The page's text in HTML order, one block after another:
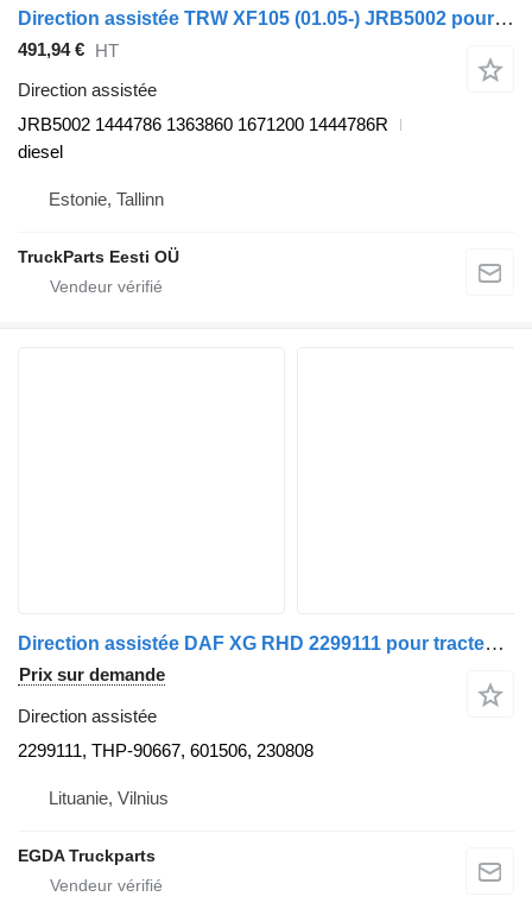
Direction assistée TRW XF105 (01.05-) JRB5002 pour tracteur routier DAF XF95, XF105 (2001-2014)
491,94 €
HT
Direction assistée
JRB5002 1444786 1363860 1671200 1444786R
diesel
Estonie, Tallinn
TruckParts Eesti OÜ
Direction assistée DAF XG RHD 2299111 pour tracteur routier DAF
Prix sur demande
Direction assistée
2299111, THP-90667, 601506, 230808
Lituanie, Vilnius
EGDA Truckparts